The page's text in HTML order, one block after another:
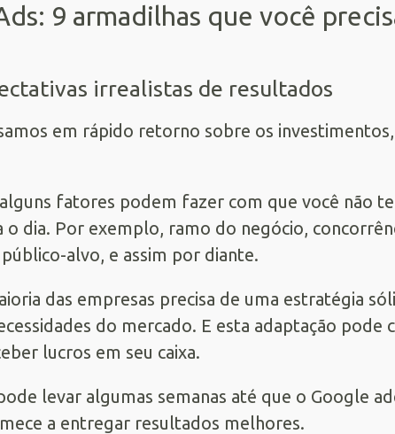
9 armadilhas que você
irrealistas de resultados
em rápido retorno sobre os
fatores podem fazer com que você não
o dia. Por exemplo, ramo do negócio,
alvo, e assim por diante.
das empresas precisa de uma estratégia
do mercado. E esta adaptação pode
lucros em seu caixa.
levar algumas semanas até que o Google
a entregar resultados melhores.